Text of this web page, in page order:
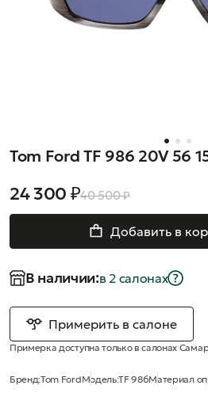
Tom Ford TF 986 20V 56
24 300 ₽40 500 ₽
Добавить в
В наличии:в 2 салонах
Примерить в салоне
Примерка доступна только в салонах
Бренд:Tom FordМодель:TF 986Материал